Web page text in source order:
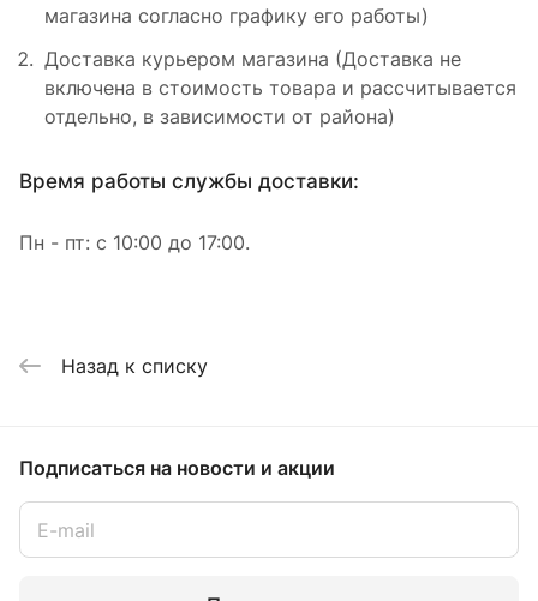
магазина согласно графику его работы)
Доставка курьером магазина (Доставка не
включена в стоимость товара и рассчитывается
отдельно, в зависимости от района)
Время работы службы доставки:
Пн - пт: с 10:00 до 17:00.
Назад к списку
Подписаться на новости и акции